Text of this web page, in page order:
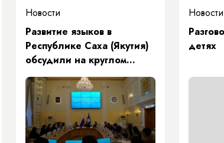
Новости
Развитие языков в
Республике Саха (Якутия)
обсудили на круглом
столе
детях